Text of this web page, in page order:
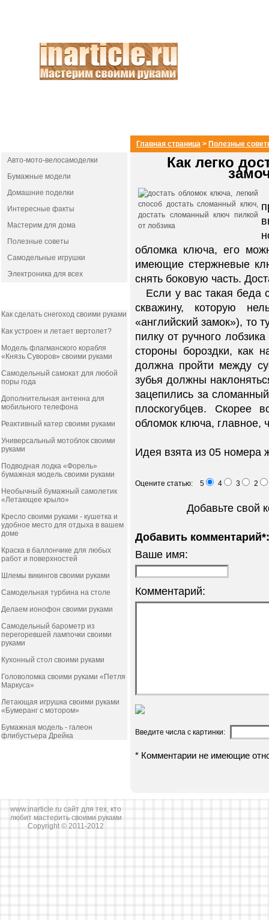
Авто-мото-велосамоделки
Бумажные модели
Домашние поделки
Интересные факты
Мастерим для дома
Полезные советы
Самодельные игрушки
Электроника для всех
Как сделать снегоход своими руками
Как устроен и летает вертолет?
Модель флагманского корабля
«Князь Суворов» своими руками
Самодельный самокат для любой
поры года
Дополнительная антенна для
мобильного телефона
Реактивный катер своими руками
Универсальный мотоблок своими
руками
Подводная лодка «Форель»
бумажная модель своими руками
Необычный бумажный самолетик
«Летающее крыло»
Кресло своими руками - кушетка и
удобное место для отдыха в вашем
доме
Краска в баллончике для любых
работ и поверхностей
Шлемы викингов своими руками
Самодельная турбина на столе
Делаем ионофон своими руками
Самодельный барометр из
перегоревшей лампочки своими
руками
Кухонный стол своими руками
Головоломка своими руками «Петля
Маркуса»
Летающая игрушка своими руками
«Бумеранг с мотором»
Бумажная модель - галеон
флибустьера Дрейка
Главная страница > Полезные
Как легко
обломка ключа, его
имеющие стержневые
снять боковую часть.
Если у вас такая беда
скважину, которую
«английский замок»), то
пилку от ручного
стороны бороздки, как
должна пройти между
зубья должны
зацепились за
плоскогубцев. Скорее
обломок ключа, главное,
Идея взята из 05
Оцените статью: 5 4 3 2
Добавьте свой
Добавить комментарий*:
Ваше имя:
Комментарий:
Введите числа с картинки:
* Комментарии не имеющие
www.inarticle.ru сайт для тех, кто
любит мастерить своими руками
Copyright © 2011-2012